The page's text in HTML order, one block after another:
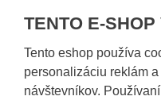
TENTO E-
Tento eshop používa
personalizáciu reklám
návštevníkov.